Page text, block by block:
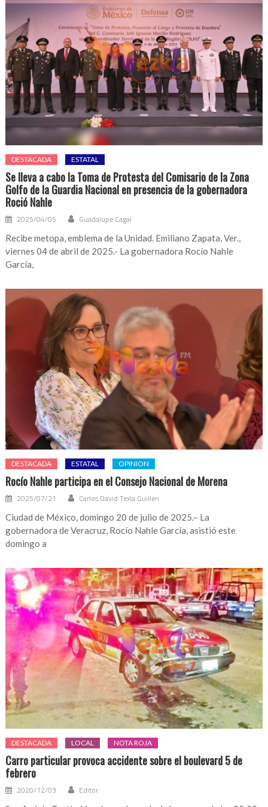
Hernández
Topete
a
la
capacitación
regional
del
Programa
General
de
Inversión
DESTACADA ESTATAL
Se lleva a cabo la Toma de Protesta del Comisario de la Zona
Golfo de la Guardia Nacional en presencia de la gobernadora
Roció Nahle
2025/04/05 Guadalupe Cagal
Recibe metopa, emblema de la Unidad. Emiliano Zapata, Ver.,
viernes 04 de abril de 2025.- La gobernadora Rocío Nahle
García,
DESTACADA ESTATAL OPINION
Rocío Nahle participa en el Consejo Nacional de Morena
2025/07/21 Carlos David Texla Guillen
Ciudad de México, domingo 20 de julio de 2025.– La
gobernadora de Veracruz, Rocío Nahle García, asistió este
domingo a
DESTACADA LOCAL NOTA ROJA
Carro particular provoca accidente sobre el boulevard 5 de
febrero
2020/12/03 Editor